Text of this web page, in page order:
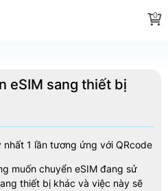
0
eSIM sang thiết bị
nhất 1 lần tương ứng với QRcode
muốn chuyển eSIM đang sử
thiết bị khác và việc này sẽ